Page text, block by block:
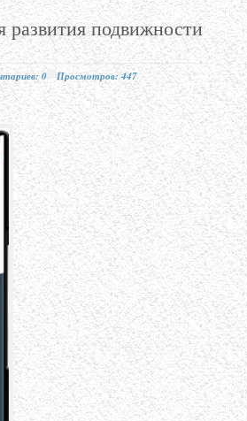
развития подвижности
0 Просмотров: 447